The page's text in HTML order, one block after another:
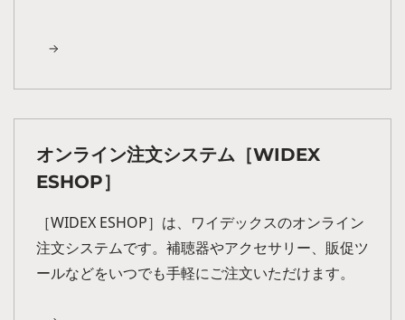
オンライン注文システム［WIDEX
ESHOP］
［WIDEX ESHOP］は、ワイデックスのオンライン
注文システムです。補聴器やアクセサリー、販促ツ
ールなどをいつでも手軽にご注文いただけます。